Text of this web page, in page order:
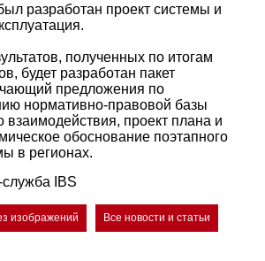
разработан проект системы и
полученных по итогам
будет разработан пакет
предложения по
нормативно-правовой базы
проект плана и
обоснование поэтапного
в регионах.
служба IBS
изображений Все новости и статьи